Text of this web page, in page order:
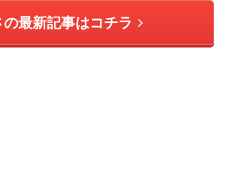
の最新記事はコチラ